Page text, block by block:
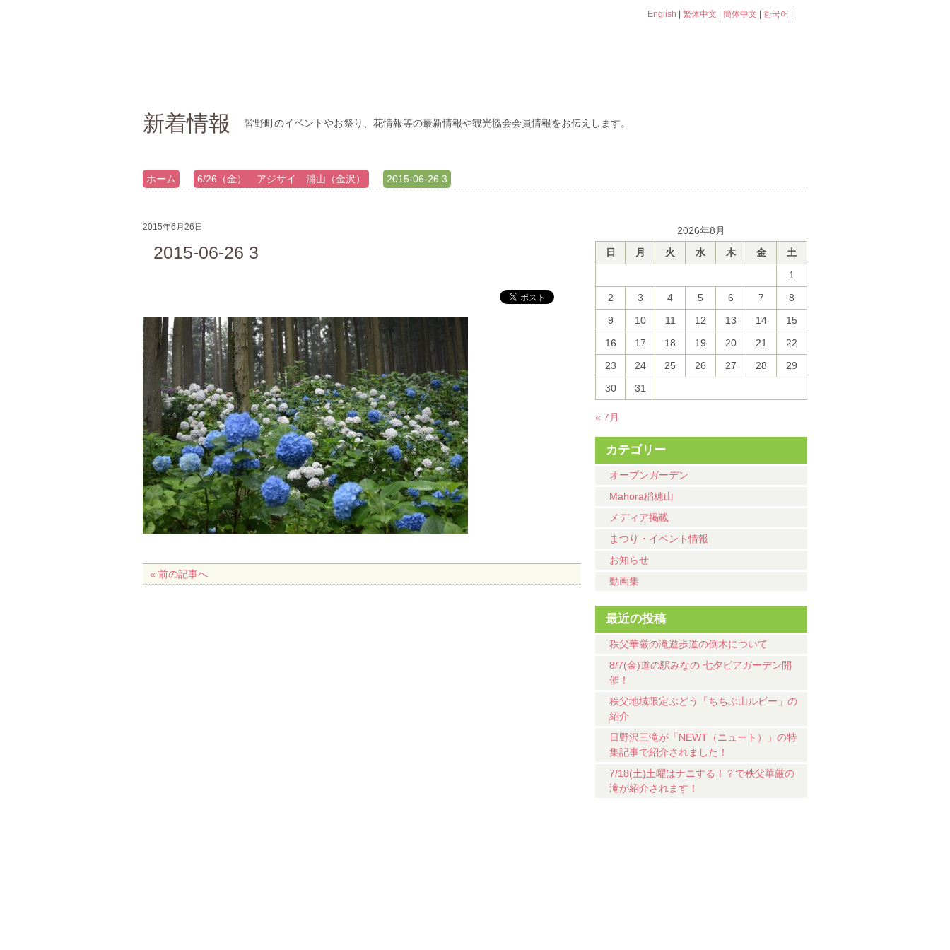
English 繁体中文 簡体中文 한국어
新着情報 皆野町のイベントやお祭り、花情報等の最新情報や観光協会会員情報をお伝えします。
ホーム 6/26（金） アジサイ 浦山（金沢） 2015-06-26 3
2026年8月
日
月 火 水 木 金
土
1
2
3 4 5 6 7
8
9
10 11 12 13 14
15
16
17 18 19 20 21
22
23
24 25 26 27 28
29
30
31
« 7月
カテゴリー
オープンガーデン
Mahora稲穂山
メディア掲載
まつり・イベント情報
お知らせ
動画集
最近の投稿
秩父華厳の滝遊歩道の倒木について
8/7(金)道の駅みなの 七夕ビアガーデン開
催！
秩父地域限定ぶどう「ちちぶ山ルビー」の
紹介
日野沢三滝が「NEWT（ニュート）」の特
集記事で紹介されました！
7/18(土)土曜はナニする！？で秩父華厳の
滝が紹介されます！
2015年6月26日
2015-06-26 3
« 前の記事へ